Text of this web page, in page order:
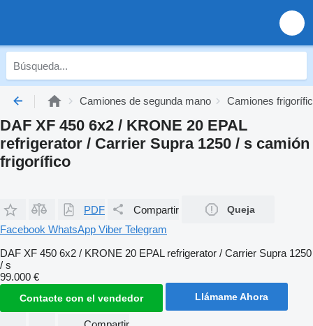
Camiones de segunda mano Camiones
DAF XF 450 6x2 / KRONE 20 EPAL
refrigerator / Carrier Supra 1250 / s camión
frigorífico
PDF Compartir Queja
Facebook WhatsApp Viber Telegram
DAF XF 450 6x2 / KRONE 20 EPAL refrigerator / Carrier Supra 1250
/ s
99.000 €
Contacte con el vendedor Llámame Ahora